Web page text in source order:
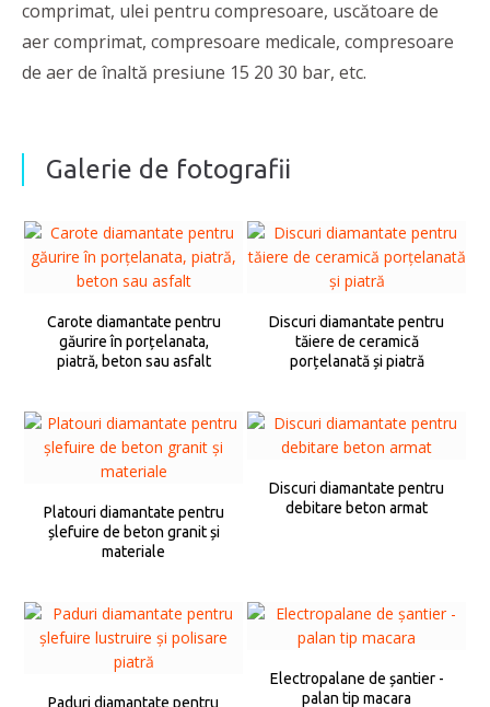
comprimat, ulei pentru compresoare, uscătoare de
aer comprimat, compresoare medicale, compresoare
de aer de înaltă presiune 15 20 30 bar, etc.
Galerie de fotografii
Carote diamantate pentru
găurire în porțelanata,
piatră, beton sau asfalt
Discuri diamantate pentru
tăiere de ceramică
porțelanată și piatră
Platouri diamantate pentru
șlefuire de beton granit și
materiale
Discuri diamantate pentru
debitare beton armat
Paduri diamantate pentru
Electropalane de șantier -
palan tip macara